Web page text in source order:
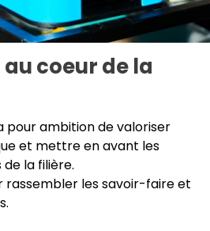
coeur de la
pour ambition de valoriser
et mettre en avant les
la filière.
rassembler les savoir-faire et